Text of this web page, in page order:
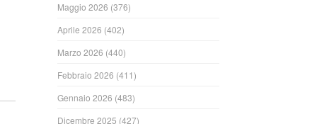
Maggio 2026 (376)
Aprile 2026 (402)
Marzo 2026 (440)
Febbraio 2026 (411)
Gennaio 2026 (483)
Dicembre 2025 (427)